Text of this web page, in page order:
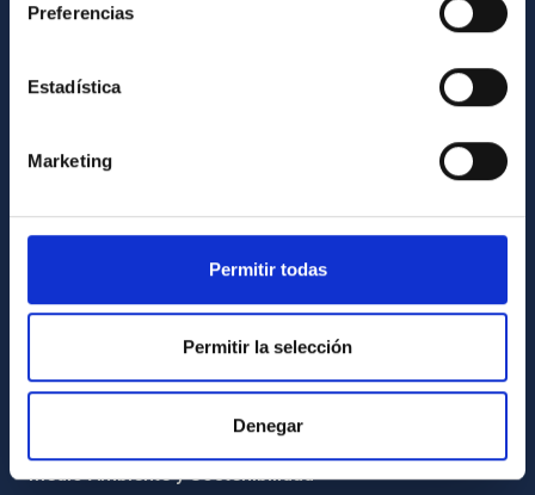
Preferencias
Estadística
Marketing
Permitir todas
Permitir la selección
Denegar
Directorio de personal
Registro general
INFORMACIÓN INSTITUCIONAL
Transparencia
Código ético y política antifraude
Igualdad y diversidad de género
Medio Ambiente y Sostenibilidad